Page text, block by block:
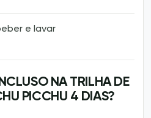
e lavar
NA TRILHA DE
PICCHU 4 DIAS?